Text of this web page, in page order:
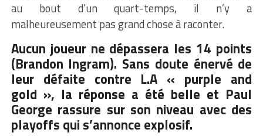
au bout d’un quart-temps, il n’y a
malheureusement pas grand chose à raconter.
Aucun joueur ne dépassera les 14 points
(Brandon Ingram). Sans doute énervé de
leur défaite contre L.A « purple and
gold », la réponse a été belle et Paul
George rassure sur son niveau avec des
playoffs qui s’annonce explosif.